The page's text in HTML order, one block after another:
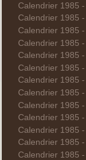
Calendrier 1985
Calendrier 1985
Calendrier 1985
Calendrier 1985
Calendrier 1985
Calendrier 1985
Calendrier 1985
Calendrier 1985
Calendrier 1985
Calendrier 1985
Calendrier 1985
Calendrier 1985
Calendrier 1985